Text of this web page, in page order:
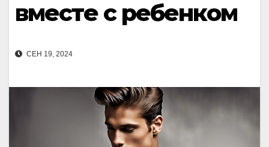
вместе с ребенком
СЕН 19, 2024